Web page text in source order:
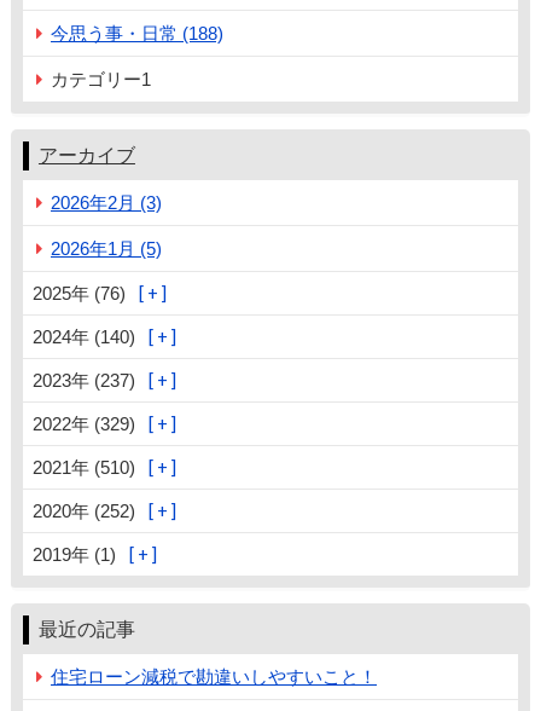
今思う事・日常 (188)
カテゴリー1
アーカイブ
2026年2月 (3)
2026年1月 (5)
2025年 (76)
2024年 (140)
2023年 (237)
2022年 (329)
2021年 (510)
2020年 (252)
2019年 (1)
最近の記事
住宅ローン減税で勘違いしやすいこと！